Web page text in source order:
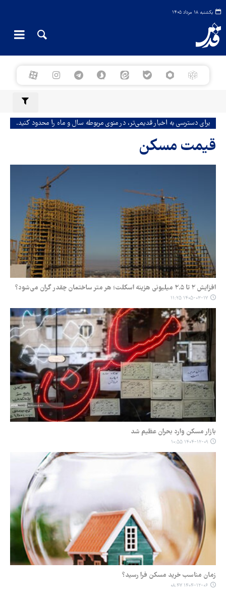
یکشنبه ۱۸ مرداد ۱۴۰۵
برای دسترسی به اخبار قدیمی‌تر، در منوی مربوطه سال و ماه را محدود کنید.
قیمت مسکن
افزایش ۲ تا ۲.۵ میلیونی هزینه اسکلت؛ هر متر ساختمان چقدر گران‌ می‌شود؟
۱۴۰۵-۰۳-۱۷ ۱۱:۲۵
بازار مسکن وارد بحران عظیم شد
۱۴۰۴-۱۲-۰۹ ۱۰:۵۵
زمان مناسب خرید مسکن فرا رسید؟
۱۴۰۴-۱۲-۰۶ ۰۸:۴۷